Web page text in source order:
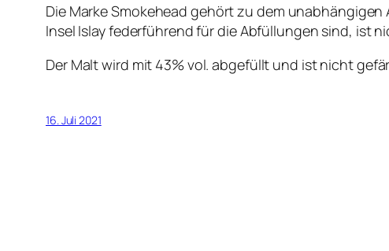
Die Marke Smokehead gehört zu dem
Insel Islay federführend für die Abfüllungen sind, ist
Der Malt wird mit 43% vol. abgefüllt und ist nicht
16. Juli 2021